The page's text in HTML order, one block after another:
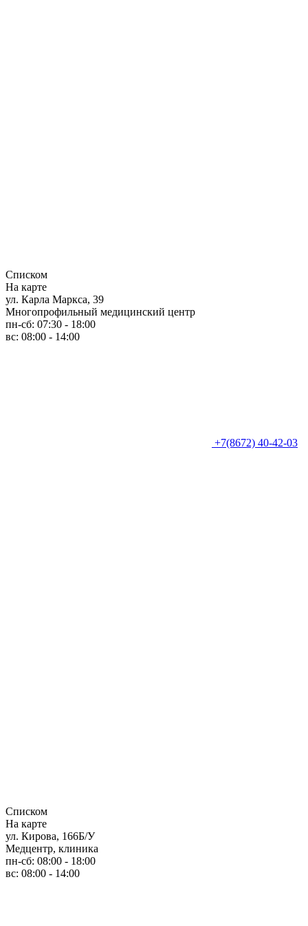
Списком
На карте
ул. Карла Маркса, 39
Многопрофильный медицинский центр
пн-сб: 07:30 - 18:00
вс: 08:00 - 14:00
+7(8672) 40-42-03
Списком
На карте
ул. Кирова, 166Б/У
Медцентр, клиника
пн-сб: 08:00 - 18:00
вс: 08:00 - 14:00